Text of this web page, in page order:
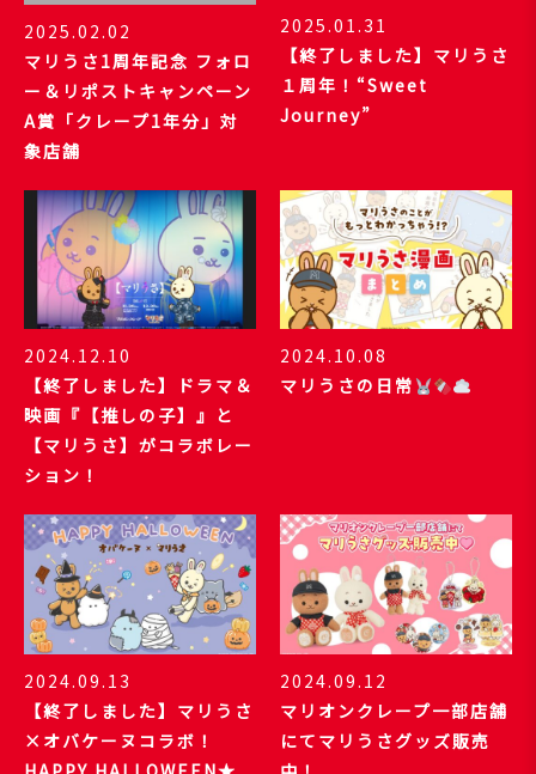
2025.02.02
マリうさ1周年記念 フォロ
ー＆リポストキャンペーン
A賞「クレープ1年分」対
象店舗
2025.01.31
【終了しました】マリうさ
１周年！“Sweet
Journey”
2024.12.10
【終了しました】ドラマ＆
映画『【推しの子】』と
【マリうさ】がコラボレー
ション！
2024.10.08
マリうさの日常
2024.09.13
【終了しました】マリうさ
×オバケーヌコラボ！
2024.09.12
マリオンクレープ一部店舗
にてマリうさグッズ販売